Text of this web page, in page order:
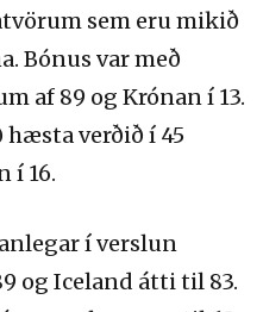
sem eru mikið
Bónus var með
af 89 og Krónan í 13.
hæsta verðið í 45
í 16.
í verslun
og Iceland átti til 83.